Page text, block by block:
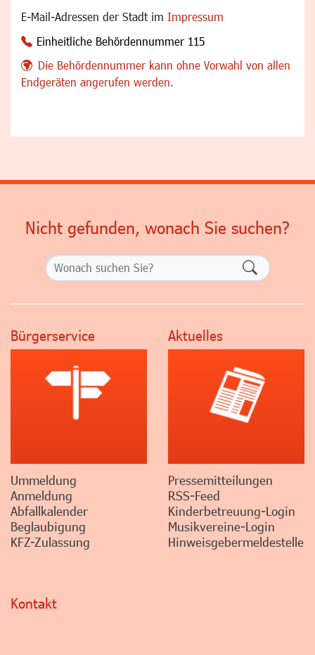
E-Mail-Adressen der Stadt im Impressum
Einheitliche Behördennummer 115
Die Behördennummer kann ohne Vorwahl von allen
Endgeräten angerufen werden.
Nicht gefunden, wonach Sie suchen?
Bürgerservice
Ummeldung
Anmeldung
Abfallkalender
Beglaubigung
KFZ-Zulassung
Aktuelles
Pressemitteilungen
RSS-Feed
Kinderbetreuung-Login
Musikvereine-Login
Hinweisgebermeldestelle
Kontakt